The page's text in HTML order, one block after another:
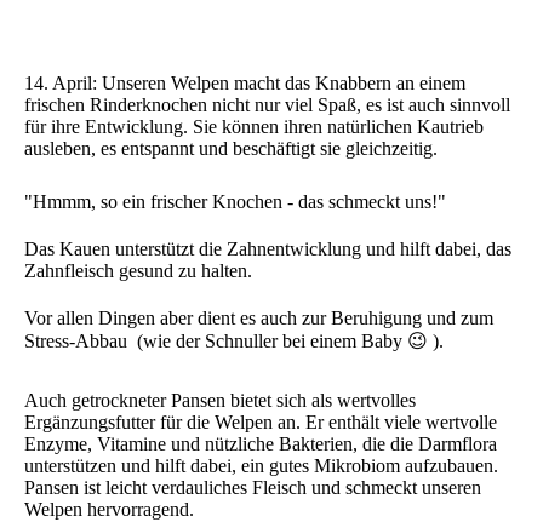
14. April: Unseren Welpen macht das Knabbern an einem
frischen Rinderknochen nicht nur viel Spaß, es ist auch sinnvoll
für ihre Entwicklung. Sie können ihren natürlichen Kautrieb
ausleben, es entspannt und beschäftigt sie gleichzeitig.
"Hmmm, so ein frischer Knochen - das schmeckt uns!"
Das Kauen unterstützt die Zahnentwicklung und hilft dabei, das
Zahnfleisch gesund zu halten.
Vor allen Dingen aber dient es auch zur Beruhigung und zum
Stress-Abbau (wie der Schnuller bei einem Baby 😉 ).
Auch getrockneter Pansen bietet sich als wertvolles
Ergänzungsfutter für die Welpen an. Er enthält viele wertvolle
Enzyme, Vitamine und nützliche Bakterien, die die Darmflora
unterstützen und hilft dabei, ein gutes Mikrobiom aufzubauen.
Pansen ist leicht verdauliches Fleisch und schmeckt unseren
Welpen hervorragend.